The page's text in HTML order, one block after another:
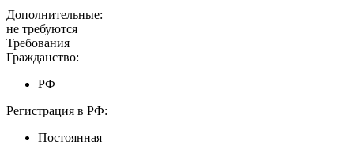
Дополнительные:
не требуются
Требования
Гражданство:
РФ
Регистрация в РФ:
Постоянная